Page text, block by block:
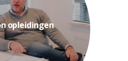
opleidingen
opleidingen van
speciaal ontwikkeld
in de
Met een
wetenschappelijke
en...